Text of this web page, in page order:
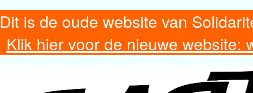
Dit is de oude website van
Klik hier voor de nieuwe website: